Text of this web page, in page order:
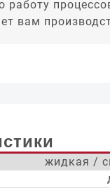
работу
вам
жидкая /